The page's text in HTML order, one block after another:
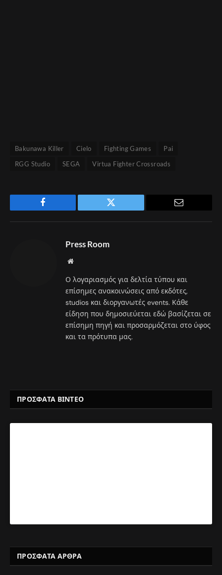
Bakunawa Killer Cielo Fighting Games
Pai
RGG Studio
SEGA Virtua Fighter Crossroads
Facebook Twitter Email
Press Room
Website
Ο λογαριασμός για δελτία τύπου και
επίσημες ανακοινώσεις από εκδότες,
studios και διοργανωτές events. Κάθε
είδηση που δημοσιεύεται εδώ βασίζεται σε
επίσημη πηγή και προσαρμόζεται στο ύφος
και τα πρότυπα μας.
ΠΡΟΣΦΑΤΑ ΒΙΝΤΕΟ
ΠΡΌΣΦΑΤΑ ΆΡΘΡΑ